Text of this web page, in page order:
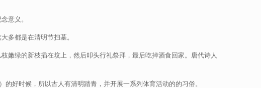
意义。
多都是在清明节扫墓。
嫩绿的新枝插在坟上，然后叩头行礼祭拜，最后吃掉酒食回家。唐代诗人
好时候，所以古人有清明踏青，并开展一系列体育活动的的习俗。